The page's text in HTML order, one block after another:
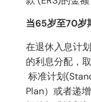
当65岁至70岁
在退休入息计
的利息分配，
标准计划
Plan）或者递